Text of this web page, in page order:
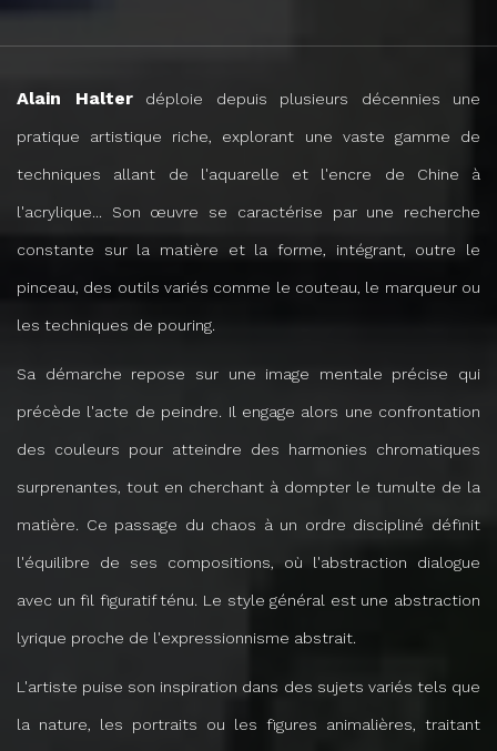
Alain Halterdéploie depuis plusieurs décennies une
pratique artistique riche, explorant une vaste gamme de
techniques allant de l'aquarelle et l'encre de Chine à
l'acrylique... Son œuvre se caractérise par une recherche
constante sur la matière et la forme, intégrant, outre le
pinceau, des outils variés comme le couteau, le marqueur ou
les techniques de pouring.
Sa démarche repose sur une image mentale précise qui
précède l'acte de peindre. Il engage alors une confrontation
des couleurs pour atteindre des harmonies chromatiques
surprenantes, tout en cherchant à dompter le tumulte de la
matière. Ce passage du chaos à un ordre discipliné définit
l'équilibre de ses compositions, où l'abstraction dialogue
avec un fil figuratif ténu. Le style général est une abstraction
lyrique proche de l'expressionnisme abstrait.
L'artiste puise son inspiration dans des sujets variés tels que
la nature, les portraits ou les figures animalières, traitant